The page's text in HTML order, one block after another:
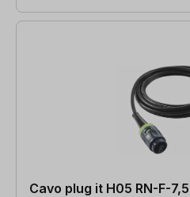
Cavo plug it H05 RN-F-7,5